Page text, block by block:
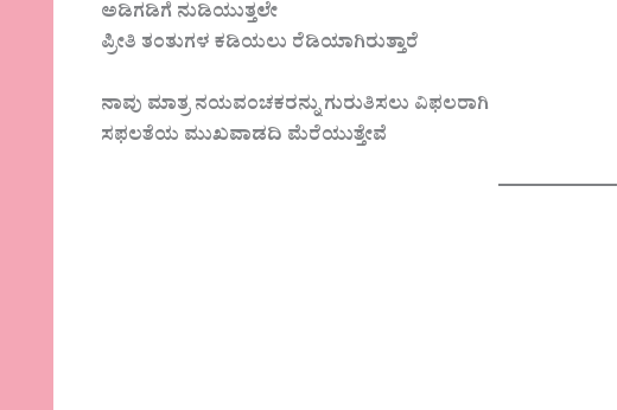
ಅಡಿಗಡಿಗೆ ನುಡಿಯುತ್ತಲೇ
ಪ್ರೀತಿ ತಂತುಗಳ ಕಡಿಯಲು ರೆಡಿಯಾಗಿರುತ್ತಾರೆ
ನಾವು ಮಾತ್ರ ನಯವಂಚಕರನ್ನು ಗುರುತಿಸಲು ವಿಫಲರಾಗಿ
ಸಫಲತೆಯ ಮುಖವಾಡದಿ ಮೆರೆಯುತ್ತೇವೆ